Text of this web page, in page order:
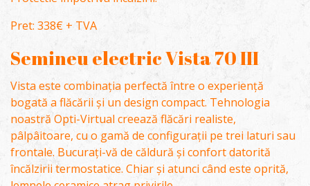
Pret: 338€ + TVA
Semineu electric Vista 70 III
Vista este combinația perfectă între o experiență
bogată a flăcării și un design compact. Tehnologia
noastră Opti-Virtual creează flăcări realiste,
pâlpâitoare, cu o gamă de configurații pe trei laturi sau
frontale. Bucurați-vă de căldură și confort datorită
încălzirii termostatice. Chiar și atunci când este oprită,